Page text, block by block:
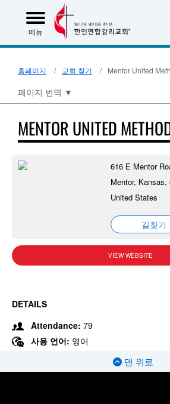
메뉴
홈페이지 교회 찾기 Mentor United
페이지 번역 ▼
MENTOR UNITED
616 E Mentor
Mentor, Kansas,
United States
길찾기
VIEW WEBSITE
DETAILS
Attendance: 79
사용 언어: 영어
맨 위로